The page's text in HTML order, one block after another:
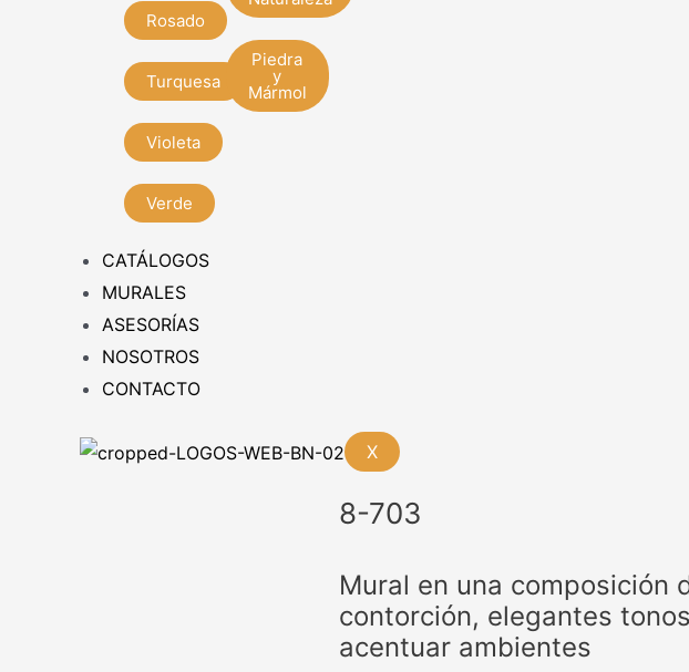
Rosado
Turquesa
Violeta
Verde
Piedra
y
Mármol
CATÁLOGOS
MURALES
ASESORÍAS
NOSOTROS
CONTACTO
X
8-703
Mural en una composición
contorción, elegantes
acentuar ambientes